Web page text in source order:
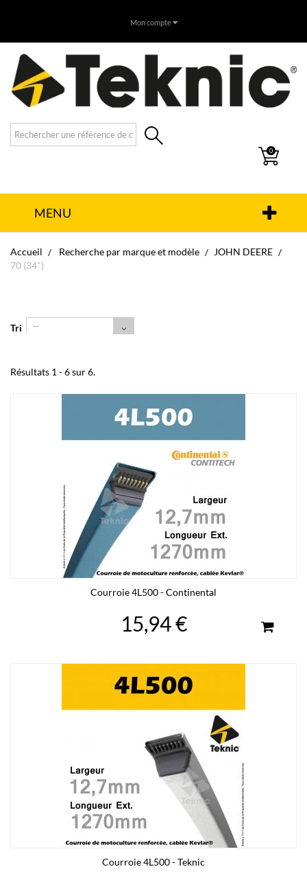
Mon compte
0
MENU
Accueil Recherche par marque et modèle
JOHN DEERE
70 (34")
Tri --
Résultats 1 - 6 sur 6.
Courroie 4L500 - Continental
15,94 €
Courroie 4L500 - Teknic